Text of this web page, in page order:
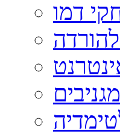
דמו
מגניבים